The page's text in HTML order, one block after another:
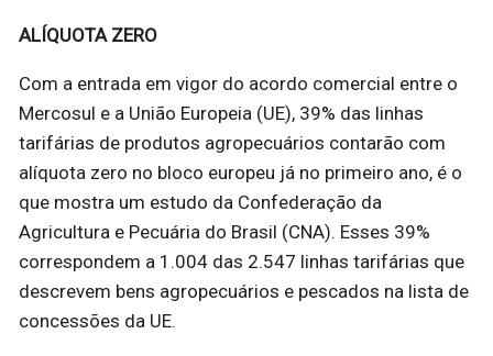
ALÍQUOTA ZERO
Com a entrada em vigor do acordo comercial entre o
Mercosul e a União Europeia (UE), 39% das linhas
tarifárias de produtos agropecuários contarão com
alíquota zero no bloco europeu já no primeiro ano, é o
que mostra um estudo da Confederação da
Agricultura e Pecuária do Brasil (CNA). Esses 39%
correspondem a 1.004 das 2.547 linhas tarifárias que
descrevem bens agropecuários e pescados na lista de
concessões da UE.